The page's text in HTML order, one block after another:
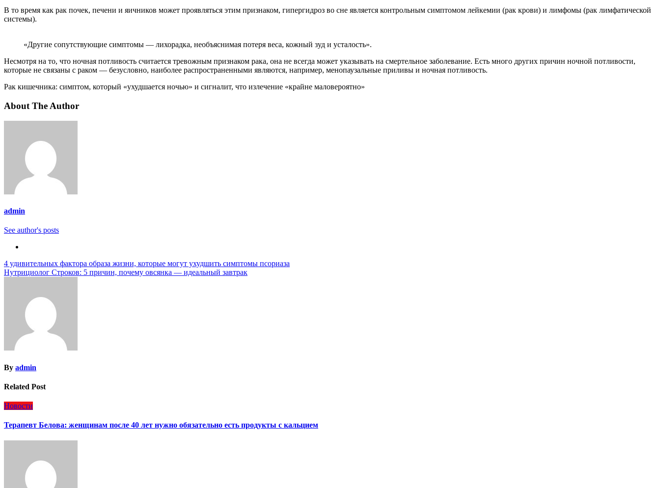
В то время как рак почек, печени и яичников может проявляться этим признаком, гипергидроз во сне является контрольным симптомом лейкемии (рак крови) и лимфомы (рак лимфатической
системы).
«Другие сопутствующие симптомы — лихорадка, необъяснимая потеря веса, кожный зуд и усталость».
Несмотря на то, что ночная потливость считается тревожным признаком рака, она не всегда может указывать на смертельное заболевание. Есть много других причин ночной потливости,
которые не связаны с раком — безусловно, наиболее распространенными являются, например, менопаузальные приливы и ночная потливость.
Рак кишечника: симптом, который «ухудшается ночью» и сигналит, что излечение «крайне маловероятно»
About The Author
admin
See author's posts
Навигация
по
4 удивительных фактора образа жизни, которые могут ухудшить симптомы псориаза
Нутрициолог Строков: 5 причин, почему овсянка — идеальный завтрак
By admin
Related Post
Новости
Терапевт Белова: женщинам после 40 лет нужно обязательно есть продукты с кальцием